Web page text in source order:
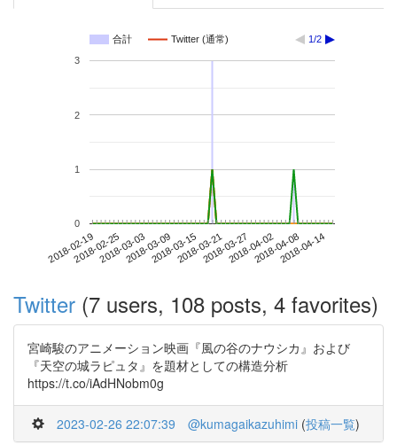
合計 Twitter (通常) 1/2
2018-02-192018-02-252018-03-032018-03-092018-03-152018-03-212018-03-272018-04-022018-04-082018-04-14
0
1
2
3
Twitter (7 users, 108 posts, 4 favorites)
宮崎駿のアニメーション映画『風の谷のナウシカ』および
『天空の城ラピュタ』を題材としての構造分析
https://t.co/iAdHNobm0g
2023-02-26 22:07:39 @kumagaikazuhimi (投稿一覧)